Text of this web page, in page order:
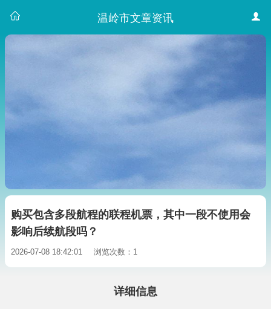
温岭市文章资讯
购买包含多段航程的联程机票，其中一段不使用会
影响后续航段吗？
2026-07-08 18:42:01 浏览次数：1
详细信息